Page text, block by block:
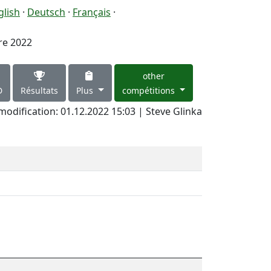
· Deutsch · Français ·
2022
Résultats Plus
other
compétitions
01.12.2022 15:03 | Steve Glinka